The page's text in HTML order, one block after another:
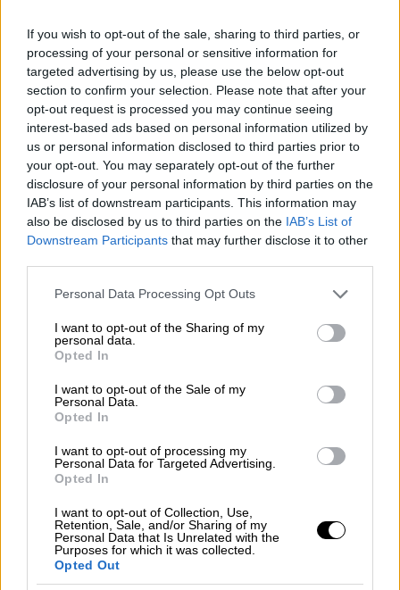
If you wish to opt-out of the sale, sharing to third parties, or
processing of your personal or sensitive information for
targeted advertising by us, please use the below opt-out
section to confirm your selection. Please note that after your
opt-out request is processed you may continue seeing
interest-based ads based on personal information utilized by
us or personal information disclosed to third parties prior to
your opt-out. You may separately opt-out of the further
disclosure of your personal information by third parties on the
IAB’s list of downstream participants. This information may
also be disclosed by us to third parties on the IAB’s List of
Downstream Participants that may further disclose it to other
Please note that this website/app uses one or more Google
not limited to your visit or usage behaviour. You may click to
grant or deny consent to Google and its third-party tags to
use your data for below specified purposes in below Google
consent section.
Personal Data Processing Opt Outs
I want to opt-out of the Sharing of my
personal data.
Opted In
I want to opt-out of the Sale of my
Personal Data.
Opted In
I want to opt-out of processing my
Personal Data for Targeted Advertising.
Opted In
I want to opt-out of Collection, Use,
Retention, Sale, and/or Sharing of my
Personal Data that Is Unrelated with the
Purposes for which it was collected.
Opted Out
Λειτουργούν συνδυαστικά με τον πίνακα των
ημερομηνιών έναρξης των δηλώσεων:
ΠΑΡΑΡΤΗΜΑ Ι
Παρατίθεται πίνακας με τον Κωδικό Αριθμό
Δραστηριότητας (ΚΑΔ) των δραστηριοτήτων
που αναστέλλονται. Δεν απαγορεύεται η